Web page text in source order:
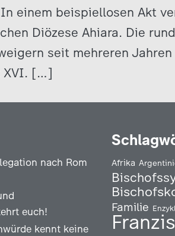
einem beispiellosen Akt
Diözese Ahiara. Die
seit mehreren
XVI. […]
nach Rom
euch!
kennt keine
Afrika
Familie